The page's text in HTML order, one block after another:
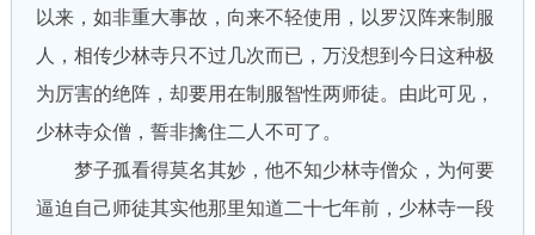
以来，如非重大事故，向来不轻使用，以罗汉阵来制服
人，相传少林寺只不过几次而已，万没想到今日这种极
为厉害的绝阵，却要用在制服智性两师徒。由此可见，
少林寺众僧，誓非擒住二人不可了。
梦子孤看得莫名其妙，他不知少林寺僧众，为何要
逼迫自己师徒其实他那里知道二十七年前，少林寺一段